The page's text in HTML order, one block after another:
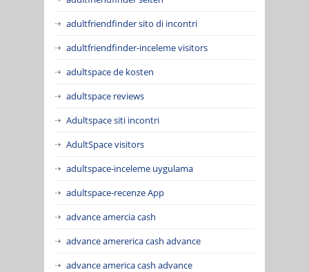
adultfriendfinder sito di incontri
adultfriendfinder-inceleme visitors
adultspace de kosten
adultspace reviews
Adultspace siti incontri
AdultSpace visitors
adultspace-inceleme uygulama
adultspace-recenze App
advance amercia cash
advance amererica cash advance
advance america cash advance